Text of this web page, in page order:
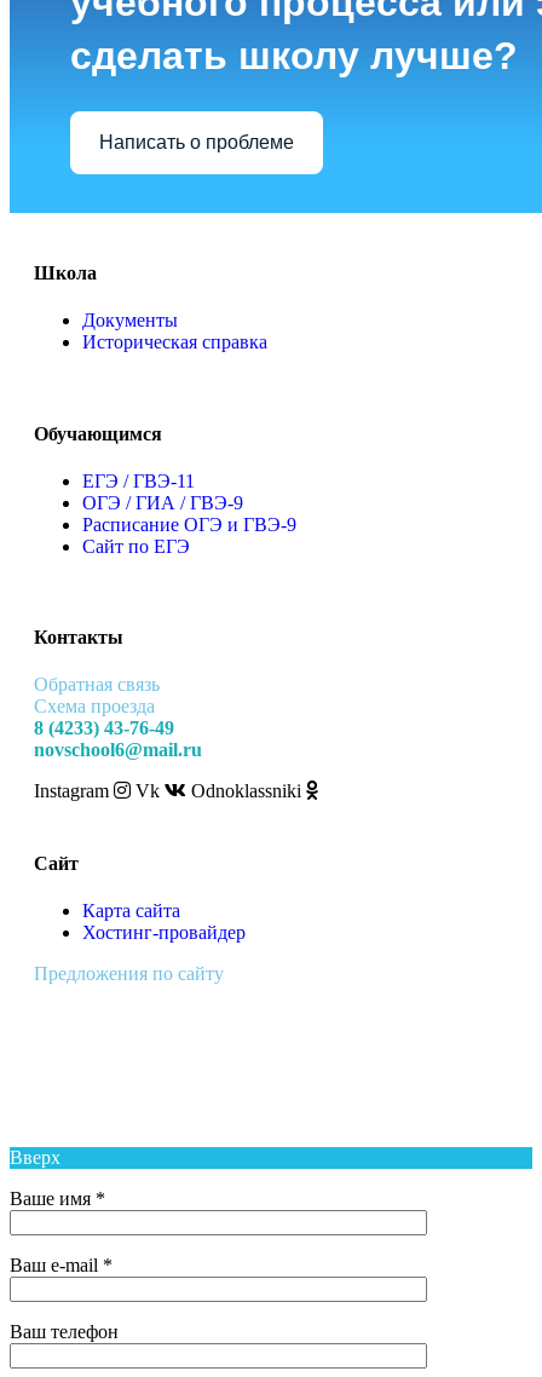
сделать школу лучше?
Написать о проблеме
Школа
Документы
Историческая справка
Обучающимся
ЕГЭ / ГВЭ-11
ОГЭ / ГИА / ГВЭ-9
Расписание ОГЭ и ГВЭ-9
Сайт по ЕГЭ
Контакты
Обратная связь
Схема проезда
8 (4233) 43-76-49
novschool6@mail.ru
Instagram
Vk Odnoklassniki
Сайт
Карта сайта
Хостинг-провайдер
Предложения по сайту
Вверх
Ваше имя *
Ваш e-mail *
Ваш телефон